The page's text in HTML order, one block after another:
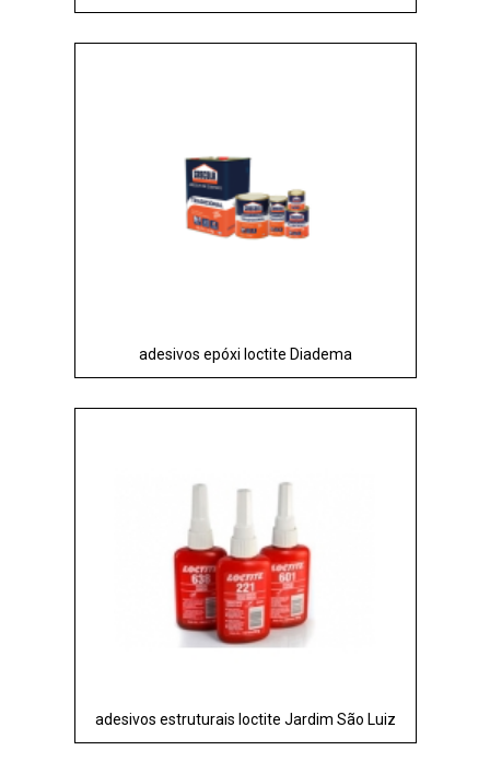
adesivos epóxi loctite Diadema
adesivos estruturais loctite Jardim São Luiz